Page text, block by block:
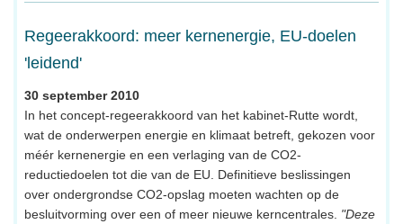
Regeerakkoord: meer kernenergie, EU-doelen
'leidend'
30 september 2010
In het concept-regeerakkoord van het kabinet-Rutte wordt,
wat de onderwerpen energie en klimaat betreft, gekozen voor
méér kernenergie en een verlaging van de CO2-
reductiedoelen tot die van de EU. Definitieve beslissingen
over ondergrondse CO2-opslag moeten wachten op de
besluitvorming over een of meer nieuwe kerncentrales. "Deze